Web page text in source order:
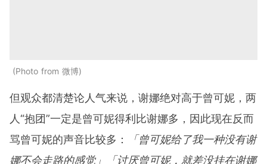
Photo from 微博
但观众都清楚论人气来说，谢娜绝对高于曾可妮，两
人“抱团”一定是曾可妮得利比谢娜多，因此现在反而
骂曾可妮的声音比较多：
「曾可妮给了我一种没有谢
娜不会走路的感觉」「讨厌曾可妮，就差没挂在谢娜